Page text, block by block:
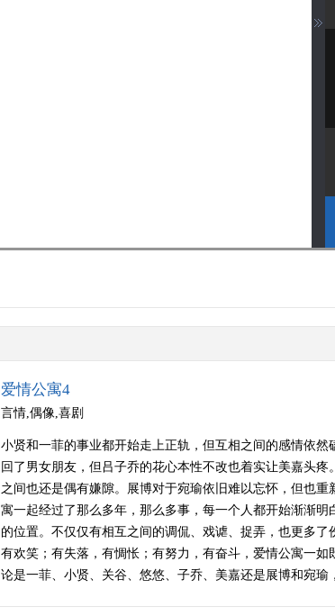
爱情公寓4
言情,偶像,喜剧
小贤和一菲的事业都开始走上正轨，但互相之间的感情依
回了男女朋友，但吕子乔的花心本性不改也着实让美嘉头
之间也还是偶有嫌隙。展博对于宛瑜依旧难以忘怀，但也
寓一起经过了那么多年，那么多事，每一个人都开始渐渐明
的位置。不仅仅有相互之间的调侃、戏谑、捉弄，也更多了
有欢笑；有失落，有惆怅；有努力，有奋斗，爱情公寓一
论是一菲、小贤、关谷、悠悠、子乔、美嘉还是展博和宛瑜